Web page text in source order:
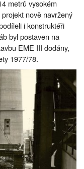
metrů vysokém
nově navržený
i konstruktéři
byl postaven na
EME III dodány,
1977/78.